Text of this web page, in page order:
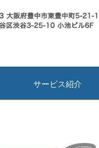
サービス紹介